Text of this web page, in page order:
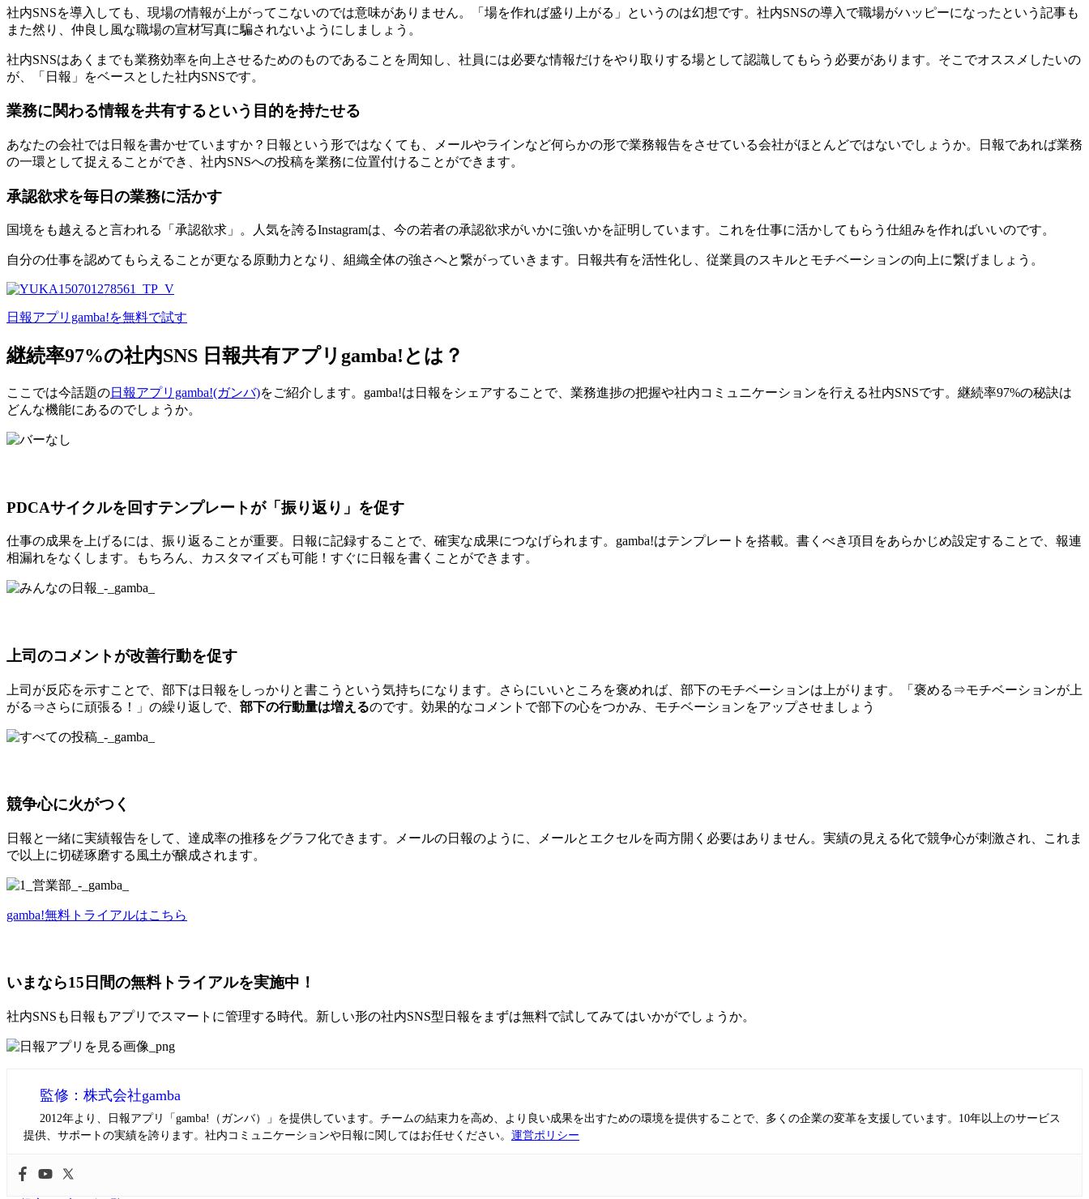
社内SNSを導入しても、現場の情報が上がってこないのでは意味がありません。「場を作れば盛り上がる」というのは幻想です。社内SNSの導入で職場がハッピーになったという記事も
また然り、仲良し風な職場の宣材写真に騙されないようにしましょう。
社内SNSはあくまでも業務効率を向上させるためのものであることを周知し、社員には必要な情報だけをやり取りする場として認識してもらう必要があります。そこでオススメしたいの
が、「日報」をベースとした社内SNSです。
業務に関わる情報を共有するという目的を持たせる
あなたの会社では日報を書かせていますか？日報という形ではなくても、メールやラインなど何らかの形で業務報告をさせている会社がほとんどではないでしょうか。日報であれば業務
の一環として捉えることができ、社内SNSへの投稿を業務に位置付けることができます。
承認欲求を毎日の業務に活かす
国境をも越えると言われる「承認欲求」。人気を誇るInstagramは、今の若者の承認欲求がいかに強いかを証明しています。これを仕事に活かしてもらう仕組みを作ればいいのです。
自分の仕事を認めてもらえることが更なる原動力となり、組織全体の強さへと繋がっていきます。日報共有を活性化し、従業員のスキルとモチベーションの向上に繋げましょう。
日報アプリgamba!を無料で試す
継続率97%の社内SNS 日報共有アプリgamba!とは？
ここでは今話題の日報アプリgamba!(ガンバ)をご紹介します。gamba!は日報をシェアすることで、業務進捗の把握や社内コミュニケーションを行える社内SNSです。継続率97%の秘訣は
どんな機能にあるのでしょうか。
PDCAサイクルを回すテンプレートが「振り返り」を促す
仕事の成果を上げるには、振り返ることが重要。日報に記録することで、確実な成果につなげられます。gamba!はテンプレートを搭載。書くべき項目をあらかじめ設定することで、報連
相漏れをなくします。もちろん、カスタマイズも可能！すぐに日報を書くことができます。
上司のコメントが改善行動を促す
上司が反応を示すことで、部下は日報をしっかりと書こうという気持ちになります。さらにいいところを褒めれば、部下のモチベーションは上がります。「褒める⇒モチベーションが上
がる⇒さらに頑張る！」の繰り返しで、 部下の行動量は増えるのです。効果的なコメントで部下の心をつかみ、モチベーションをアップさせましょう
競争心に火がつく
日報と一緒に実績報告をして、達成率の推移をグラフ化できます。メールの日報のように、メールとエクセルを両方開く必要はありません。実績の見える化で競争心が刺激され、これま
で以上に切磋琢磨する風土が醸成されます。
gamba!無料トライアルはこちら
いまなら15日間の無料トライアルを実施中！
社内SNSも日報もアプリでスマートに管理する時代。新しい形の社内SNS型日報をまずは無料で試してみてはいかがでしょうか。
監修：株式会社gamba
2012年より、日報アプリ「gamba!（ガンバ）」を提供しています。チームの結束力を高め、より良い成果を出すための環境を提供することで、多くの企業の変革を支援しています。10年以上のサービス
提供、サポートの実績を誇ります。社内コミュニケーションや日報に関してはお任せください。 運営ポリシー